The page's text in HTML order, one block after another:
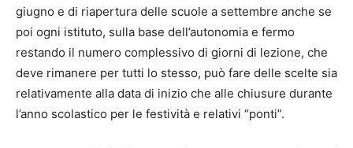
giugno e di riapertura delle scuole a settembre anche se
poi ogni istituto, sulla base dell’autonomia e fermo
restando il numero complessivo di giorni di lezione, che
deve rimanere per tutti lo stesso, può fare delle scelte sia
relativamente alla data di inizio che alle chiusure durante
l’anno scolastico per le festività e relativi “ponti”.